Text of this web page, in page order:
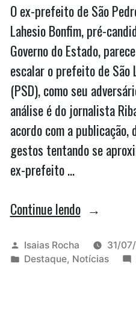
O ex-prefeito de São
Lahesio Bonfim, pré-
Governo do Estado,
escalar o prefeito de São
(PSD), como seu
análise é do jornalista
acordo com a publicação,
gestos tentando se
ex-prefeito …
Continue lendo“Lahesio
Braide,
mas
Publicado
por
Isaias Rocha
31/
Publicado
Destaque, Notícias